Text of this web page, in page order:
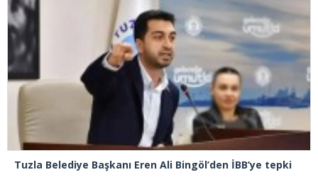
Tuzla Belediye Başkanı Eren Ali Bingöl’den İBB’ye tepki